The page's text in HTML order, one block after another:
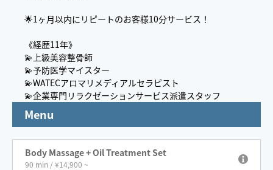
🌟1ヶ月以内にリピートのお客様10分サービス！
《経歴11年》
💫上級美容整骨師
💫予防医学マイスター
💫WATECアロマリメディアルセラピスト
💫企業専門リラクゼーションサービス派遣スタッフ
Menu
Body Massage + Oil Treatment Set
90 min / ¥14,900 ~